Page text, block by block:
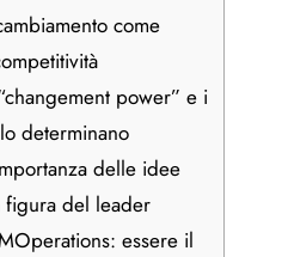
come
power” e i
determinano
delle idee
del leader
essere il